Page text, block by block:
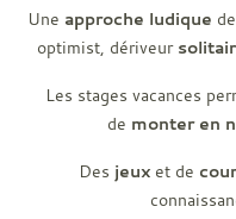
Une approche ludique
optimist, dériveur
Les stages vacances
de monter en
Des jeux et de